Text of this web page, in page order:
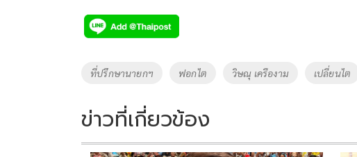
e
b
o
k
tt
er
p
y
Li
k
Tags
ที่ปรึกษานายกฯ ฟอกไต วิษณุ เครืองาม เปลี่ยนไต
ข่าวที่เกี่ยวข้อง